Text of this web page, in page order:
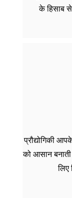
के हिसाब
प्रौद्योगिकी
को आसान
लिए